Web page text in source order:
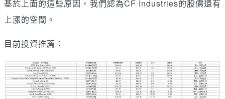
基於上面的這些原因，我們認為CF Industries的股價還有
上漲的空間。
目前投資推薦：